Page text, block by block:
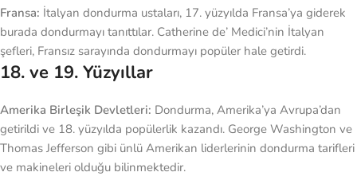
Fransa: İtalyan dondurma ustaları, 17. yüzyılda Fransa’ya giderek
burada dondurmayı tanıttılar. Catherine de’ Medici’nin İtalyan
şefleri, Fransız sarayında dondurmayı popüler hale getirdi.
18. ve 19. Yüzyıllar
Amerika Birleşik Devletleri: Dondurma, Amerika’ya Avrupa’dan
getirildi ve 18. yüzyılda popülerlik kazandı. George Washington ve
Thomas Jefferson gibi ünlü Amerikan liderlerinin dondurma tarifleri
ve makineleri olduğu bilinmektedir.